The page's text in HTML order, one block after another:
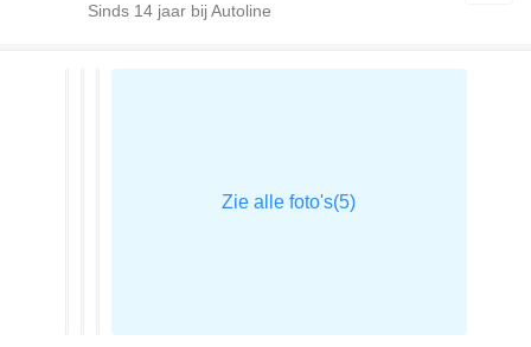
Sinds 14 jaar bij Autoline